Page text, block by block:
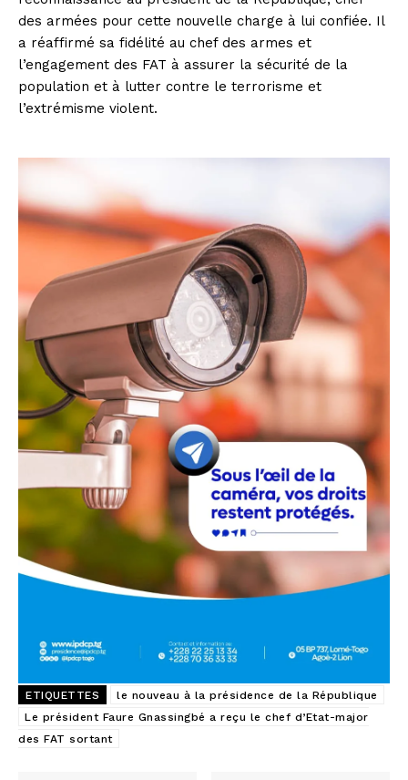
des armées pour cette nouvelle charge à lui confiée. Il
a réaffirmé sa fidélité au chef des armes et
l’engagement des FAT à assurer la sécurité de la
population et à lutter contre le terrorisme et
l’extrémisme violent.
ETIQUETTES
le nouveau à la présidence de la République
Le président Faure Gnassingbé a reçu le chef d’Etat-major
des FAT sortant